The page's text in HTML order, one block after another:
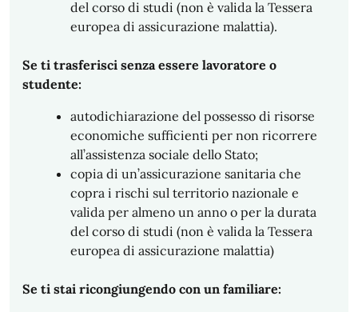
del corso di studi (non è valida la Tessera
europea di assicurazione malattia).
Se ti trasferisci senza essere lavoratore o
studente:
autodichiarazione del possesso di risorse
economiche sufficienti per non ricorrere
all’assistenza sociale dello Stato;
copia di un’assicurazione sanitaria che
copra i rischi sul territorio nazionale e
valida per almeno un anno o per la durata
del corso di studi (non è valida la Tessera
europea di assicurazione malattia)
Se ti stai ricongiungendo con un familiare: